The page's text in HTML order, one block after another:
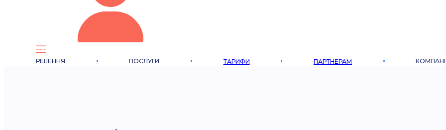
РІШЕННЯ ПОСЛУГИ ТАРИФИ ПАРТНЕРАМ